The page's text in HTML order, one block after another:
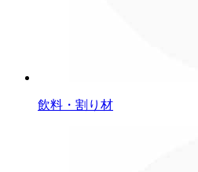
飲料・割り材